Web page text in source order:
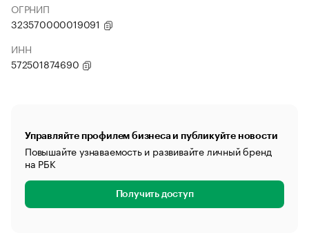
ОГРНИП
323570000019091
ИНН
572501874690
Управляйте профилем бизнеса и публикуйте новости
Повышайте узнаваемость и развивайте личный бренд
на РБК
Получить доступ